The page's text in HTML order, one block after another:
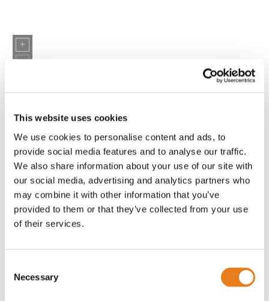
This website uses cookies
We use cookies to personalise content and ads, to
provide social media features and to analyse our traffic.
We also share information about your use of our site with
our social media, advertising and analytics partners who
may combine it with other information that you’ve
provided to them or that they’ve collected from your use
of their services.
Selection
Necessary